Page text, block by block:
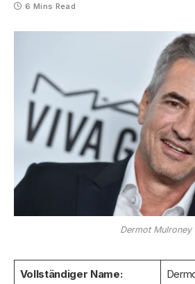
6 Mins Read
Dermot Mulroney
Vollständiger Name: